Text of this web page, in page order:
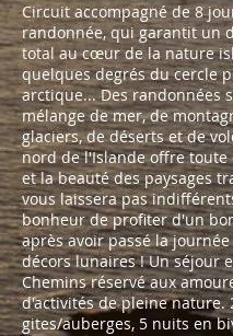
Circuit accompagné de 8
randonnée, qui garantit un
total au cœur de la nature
quelques degrés du cercle
arctique... Des randonnées
mélange de mer, de
glaciers, de déserts et de
nord de l'Islande offre toute
et la beauté des paysages
vous laissera pas
bonheur de profiter d'un
après avoir passé la
décors lunaires ! Un séjour
Chemins réservé aux
d'activités de pleine nature.
gites/auberges, 5 nuits en